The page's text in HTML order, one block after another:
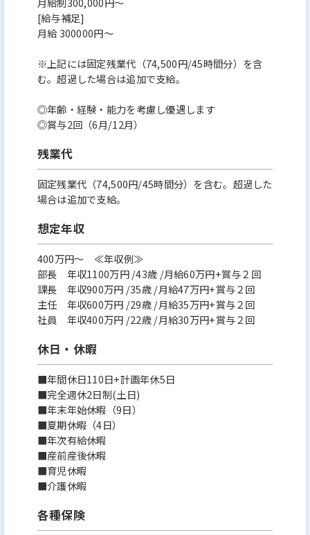
[給与補足]
月給 300000円～
※上記には固定残業代（74,500円/45時間分）を含
む。超過した場合は追加で支給。
◎年齢・経験・能力を考慮し優遇します
◎賞与2回（6月/12月）
残業代
固定残業代（74,500円/45時間分）を含む。超過した
場合は追加で支給。
想定年収
400万円〜 ≪年収例≫
部長 年収1100万円 /43歳 /⽉給60万円+賞与２回
課長 年収900万円 /35歳 /⽉給47万円+賞与２回
主任 年収600万円 /29歳 /⽉給35万円+賞与２回
社員 年収400万円 /22歳 /⽉給30万円+賞与２回
休日・休暇
■年間休日110日+計画年休5日
■完全週休2日制(土日)
■年末年始休暇（9日）
■夏期休暇（4日）
■年次有給休暇
■産前産後休暇
■育児休暇
■介護休暇
各種保険